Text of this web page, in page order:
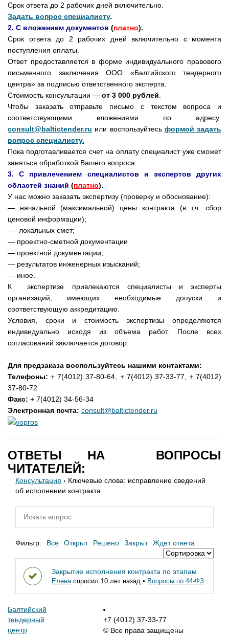
Срок ответа до 2 рабочих дней включительно.
Задать вопрос специалисту.
2. С вложением документов (платно).
Срок ответа до 2 рабочих дней включительно с момента
поступления оплаты.
Ответ предоставляется в форме индивидуального правового
письменного заключения ООО «Балтийского тендерного
центра» за подписью ответственного эксперта.
Стоимость консультации — от 3 000 рублей
Чтобы заказать отправьте письмо с текстом вопроса и
соответствующими вложениями по адресу:
consult@baltictender.ru или воспользуйтесь формой задать
вопрос специалисту.
Пока подготавливается счет на оплату специалист уже сможет
заняться обработкой Вашего вопроса.
3. С привлечением специалистов и экспертов других
областей знаний (платно).
У нас можно заказать экспертизу (проверку и обоснование):
— начальной (максимальной) цены контракта (в т.ч. сбор
ценовой информации);
— локальных смет;
— проектно-сметной документации
— проектной документации;
— результатов инженерных изысканий;
— иное.
К экспертизе привлекаются специалисты и эксперты
организаций, имеющих необходимые допуски и
соответствующую аккредитацию.
Условия, сроки и стоимость экспертизы определяются
индивидуально исходя из объема работ. После всех
согласований заключается договор.
Для предзаказа воспользуйтесь нашими контактами:
Телефоны: + 7(4012) 37-80-64, + 7(4012) 37-33-77, + 7(4012)
37-80-72
Факс: + 7(4012) 34-56-34
Электронная почта: consult@baltictender.ru
ОТВЕТЫ НА ВОПРОСЫ
ЧИТАТЕЛЕЙ:
Консультация › Ключевые слова: исправление сведений
об исполнении контракта
Фильтр: Все Открыт Решено Закрыт Ждет ответа
Закрытие исполнения контракта по этапам
Еленаспросил 10 лет назад • Вопросы по 44-ФЗ
Балтийский
тендерный
центр
+7 (4012) 37-33-77
© Все права защищены